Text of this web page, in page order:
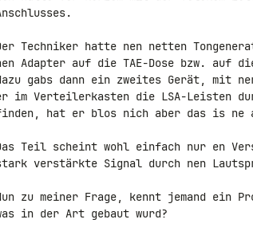
Techniker hatte nen netten
Adapter auf die TAE-Dose bzw. auf
gabs dann ein zweites Gerät, mit
im Verteilerkasten die LSA-Leisten
hat er blos nich aber das is ne
Teil scheint wohl einfach nur en
verstärkte Signal durch nen
zu meiner Frage, kennt jemand ein
in der Art gebaut wurd?